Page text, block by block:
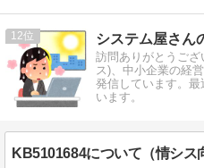
12 システム屋さん
訪問ありがとうご
ス)、中小企業の経
発信しています。
います。
KB5101684について（情シス